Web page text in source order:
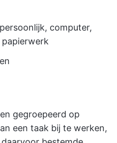
computer,
gegroepeerd op
een taak bij te werken,